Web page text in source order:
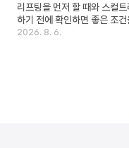
리프팅을 먼저 할 때와 스컬
하기 전에 확인하면 좋은 조
2026. 8. 6.